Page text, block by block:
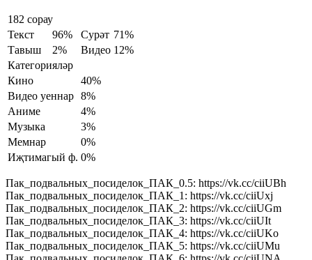
182 сорау
Текст
96% Сурәт 71%
Тавыш
2% Видео 12%
Категорияләр
Кино
40%
Видео уеннар 8%
Аниме
4%
Музыка
3%
Мемнар
0%
Иҗтимагый ф. 0%
Пак_подвальных_посиделок_ПАК_0.5: https://vk.cc/ciiUBh
Пак_подвальных_посиделок_ПАК_1: https://vk.cc/ciiUxj
Пак_подвальных_посиделок_ПАК_2: https://vk.cc/ciiUGm
Пак_подвальных_посиделок_ПАК_3: https://vk.cc/ciiUIt
Пак_подвальных_посиделок_ПАК_4: https://vk.cc/ciiUKo
Пак_подвальных_посиделок_ПАК_5: https://vk.cc/ciiUMu